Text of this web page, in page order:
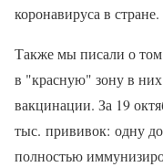
коронавируса в стране.
Также мы писали о
в "красную" зону в
вакцинации. За 19
тыс. прививок: одну
полностью